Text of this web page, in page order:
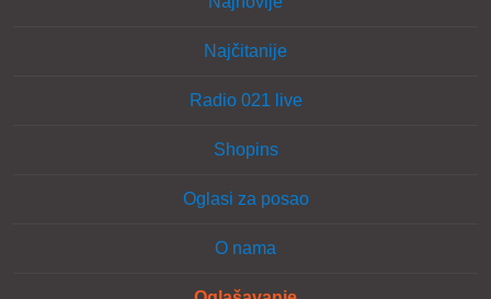
Najčitanije
Radio 021 live
Shopins
Oglasi za posao
O nama